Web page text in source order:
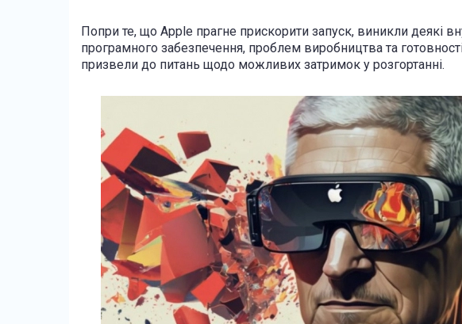
Попри те, що Apple прагне прискорити запуск, виникли деякі
програмного забезпечення, проблем виробництва та
призвели до питань щодо можливих затримок у розгортанні.